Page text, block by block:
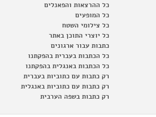
כל ההרצאות והפאנלים
כל המופעים
כל צילומי השטח
כל יוצרי התוכן באתר
כתבות עבור ארגונים
כל הכתבות בעברית בהפקתנו
כל הכתבות באנגלית בהפקתנו
רק כתבות עם כתוביות בעברית
רק כתבות עם כתוביות באנגלית
רק כתבות בשפה הערבית